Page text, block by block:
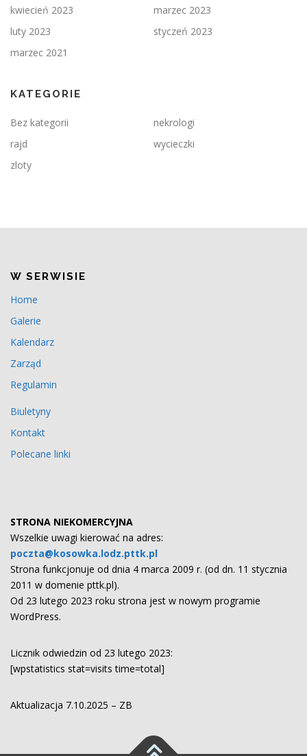
kwiecień 2023
marzec 2023
luty 2023
styczeń 2023
marzec 2021
KATEGORIE
Bez kategorii
nekrologi
rajd
wycieczki
zloty
W SERWISIE
Home
Galerie
Kalendarz
Zarząd
Regulamin
Biuletyny
Kontakt
Polecane linki
STRONA NIEKOMERCYJNA
Wszelkie uwagi kierować na adres:
poczta@kosowka.lodz.pttk.pl
Strona funkcjonuje od dnia 4 marca 2009 r. (od dn. 11 stycznia
2011 w domenie pttk.pl).
Od 23 lutego 2023 roku strona jest w nowym programie
WordPress.
Licznik odwiedzin od 23 lutego 2023:
[wpstatistics stat=visits time=total]
Aktualizacja 7.10.2025 – ZB